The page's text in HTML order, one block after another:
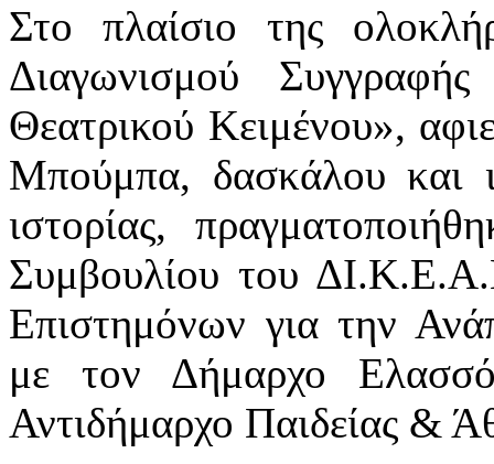
Στο πλαίσιο της
Διαγωνισμού
Θεατρικού Κειμένου»,
Μπούμπα, δασκάλου και
ιστορίας,
Συμβουλίου του
Επιστημόνων για την
με τον Δήμαρχο
Αντιδήμαρχο Παιδείας &